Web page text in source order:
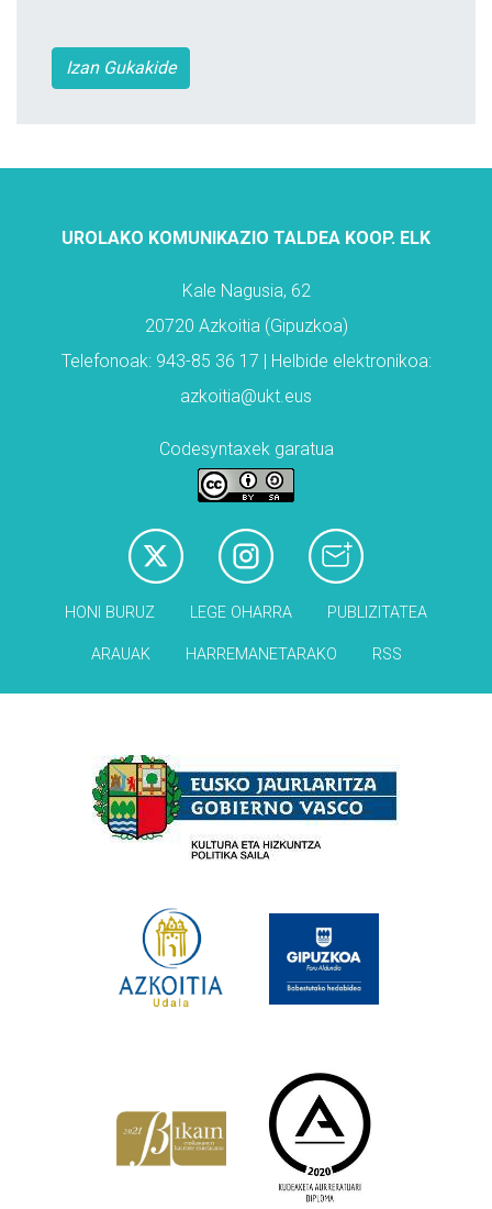
Izan Gukakide
UROLAKO KOMUNIKAZIO TALDEA KOOP. ELK
Kale Nagusia, 62
20720 Azkoitia (Gipuzkoa)
Telefonoak: 943-85 36 17 | Helbide elektronikoa:
azkoitia@ukt.eus
Codesyntaxek garatua
HONI BURUZ LEGE OHARRA PUBLIZITATEA
ARAUAK HARREMANETARAKO RSS